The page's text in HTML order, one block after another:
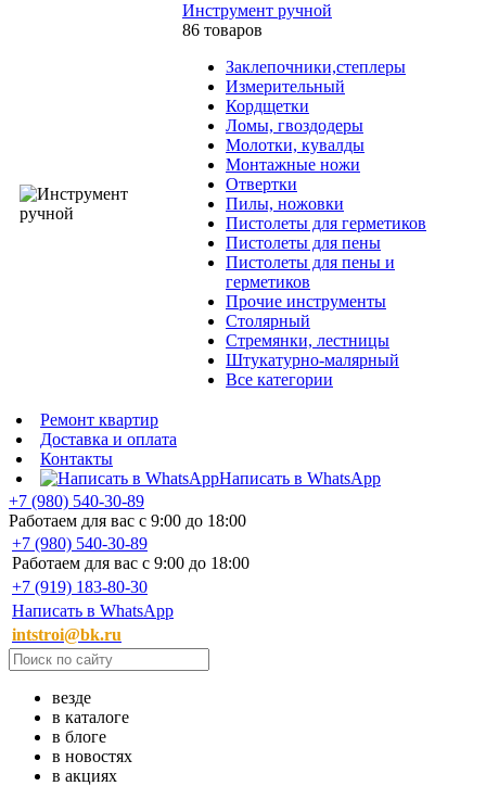
Инструмент ручной
86 товаров
Заклепочники,степлеры
Измерительный
Кордщетки
Ломы, гвоздодеры
Молотки, кувалды
Монтажные ножи
Отвертки
Пилы, ножовки
Пистолеты для герметиков
Пистолеты для пены
Пистолеты для пены и
герметиков
Прочие инструменты
Столярный
Стремянки, лестницы
Штукатурно-малярный
Все категории
Ремонт квартир
Доставка и оплата
Контакты
Написать в WhatsApp
+7 (980) 540-30-89
Работаем для вас с 9:00 до 18:00
+7 (980) 540-30-89
Работаем для вас с 9:00 до 18:00
+7 (919) 183-80-30
Написать в WhatsApp
intstroi@bk.ru
везде
в каталоге
в блоге
в новостях
в акциях